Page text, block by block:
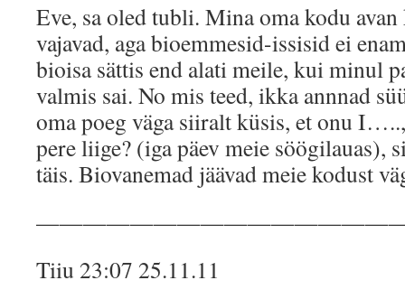
Eve, sa oled tubli. Mina oma kodu
vajavad, aga bioemmesid-issisid ei
bioisa sättis end alati meile, kui minul
valmis sai. No mis teed, ikka annnad
oma poeg väga siiralt küsis, et onu
pere liige? (iga päev meie söögilauas),
täis. Biovanemad jäävad meie kodust
Tiiu 23:07 25.11.11